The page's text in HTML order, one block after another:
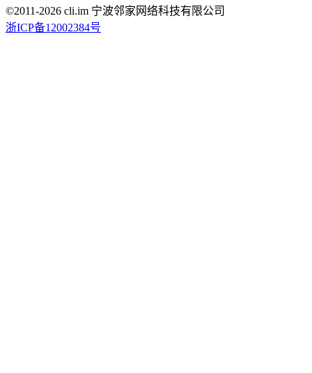
©2011-2026 cli.im 宁波邻家网络科技有限公司
浙ICP备12002384号